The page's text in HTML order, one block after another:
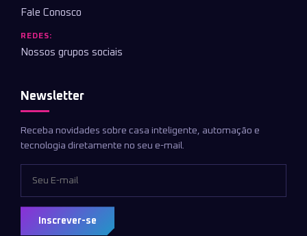
Fale Conosco
REDES:
Nossos grupos sociais
Newsletter
Receba novidades sobre casa inteligente, automação e
tecnologia diretamente no seu e-mail.
Inscrever-se